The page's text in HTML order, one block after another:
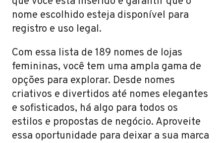
nome escolhido esteja disponível para
registro e uso legal.
Com essa lista de 189 nomes de lojas
femininas, você tem uma ampla gama de
opções para explorar. Desde nomes
criativos e divertidos até nomes elegantes
e sofisticados, há algo para todos os
estilos e propostas de negócio. Aproveite
essa oportunidade para deixar a sua marca